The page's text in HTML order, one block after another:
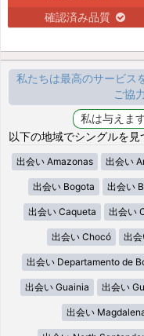
確認済み品質
私たちは最高のサービス
ご協
以下の地域でシングルを
出会い Amazonas 出会い
出会い Bogota 出会い
出会い Caqueta 出会い
出会い Chocó 出
出会い Departamento de
出会い Guainia 出会い
出会い